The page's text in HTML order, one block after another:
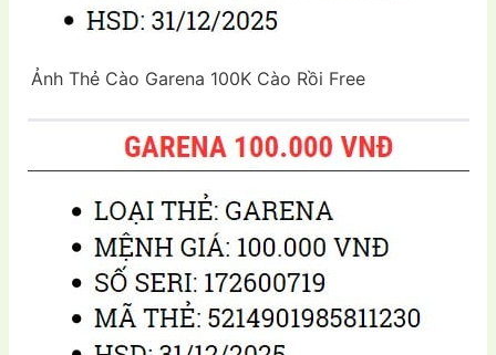
Ảnh Thẻ Cào Garena 100K Cào Rồi Free